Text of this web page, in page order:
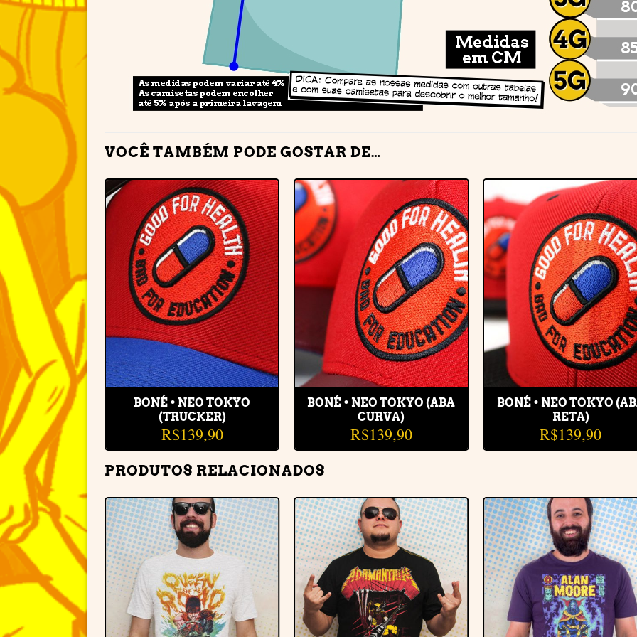
VOCÊ TAMBÉM PODE GOSTAR DE…
Adicionar
à lista de
desejos
BONÉ • NEO TOKYO
(TRUCKER)
R$139,90
Adicionar
à lista de
desejos
BONÉ • NEO TOKYO (ABA
CURVA)
R$139,90
Adicionar
à lista de
desejos
BONÉ • NEO TOKYO
RETA)
R$139,90
PRODUTOS RELACIONADOS
Adicionar
à lista de
desejos
Adicionar
à lista de
desejos
Adicionar
à lista de
desejos